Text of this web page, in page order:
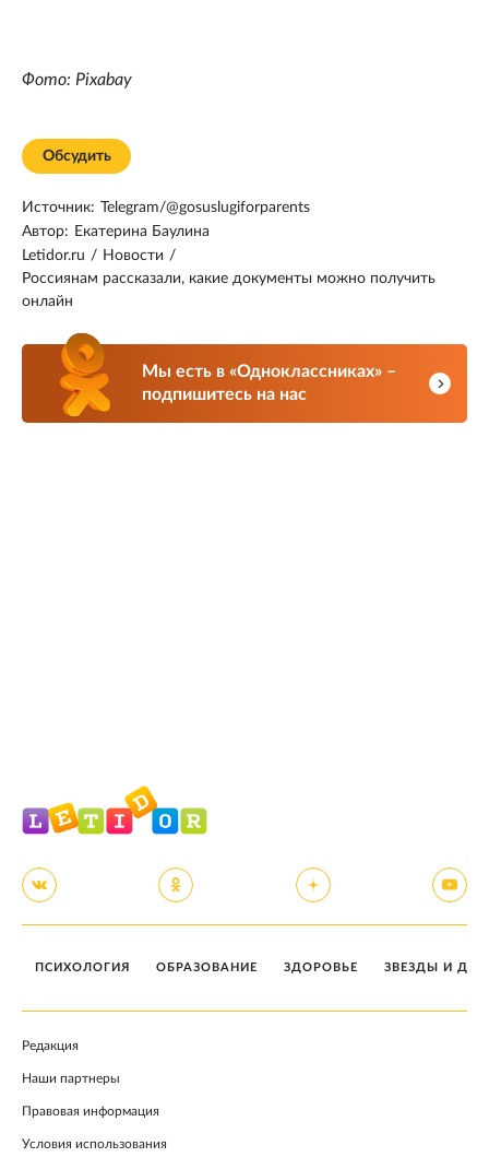
Фото: Pixabay
Обсудить
Источник: Telegram/@gosuslugiforparents
Автор: Екатерина Баулина
Letidor.ru / Новости /
Россиянам рассказали, какие документы можно получить
онлайн
Мы есть в «Одноклассниках» –
подпишитесь на нас
ПСИХОЛОГИЯ ОБРАЗОВАНИЕ ЗДОРОВЬЕ ЗВЕЗДЫ И
Редакция
Наши партнеры
Правовая информация
Условия использования